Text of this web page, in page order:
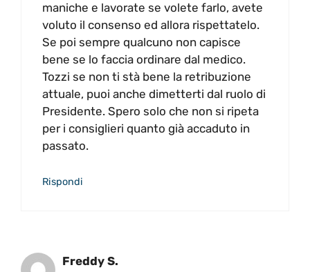
maniche e lavorate se volete farlo, avete
voluto il consenso ed allora rispettatelo.
Se poi sempre qualcuno non capisce
bene se lo faccia ordinare dal medico.
Tozzi se non ti stà bene la retribuzione
attuale, puoi anche dimetterti dal ruolo di
Presidente. Spero solo che non si ripeta
per i consiglieri quanto già accaduto in
passato.
Rispondi
Freddy S.